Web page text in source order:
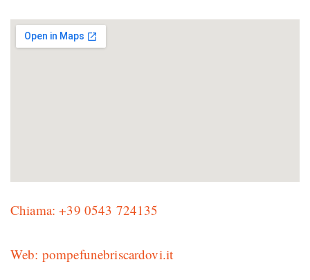
Chiama: +39 0543 724135
Web: pompefunebriscardovi.it